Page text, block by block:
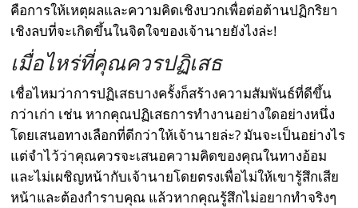
คือการให้เหตุผลและความคิดเชิงบวกเพื่อต่อต้านปฏิกริยา
เชิงลบที่จะเกิดขึ้นในจิตใจของเจ้านายยังไงล่ะ!
เมื่อไหร่ที่คุณควรปฏิเสธ
เชื่อไหมว่าการปฏิเสธบางครั้งก็สร้างความสัมพันธ์ที่ดีขึ้น
กว่าเก่า เช่น หากคุณปฏิเสธการทำงานอย่างใดอย่างหนึ่ง
โดยเสนอทางเลือกที่ดีกว่าให้เจ้านายล่ะ? มันจะเป็นอย่างไร
แต่จำไว้ว่าคุณควรจะเสนอความคิดของคุณในทางอ้อม
และไม่เผชิญหน้ากับเจ้านายโดยตรงเพื่อไม่ให้เขารู้สึกเสีย
หน้าและต้องกำราบคุณ แล้วหากคุณรู้สึกไม่อยากทำจริงๆ